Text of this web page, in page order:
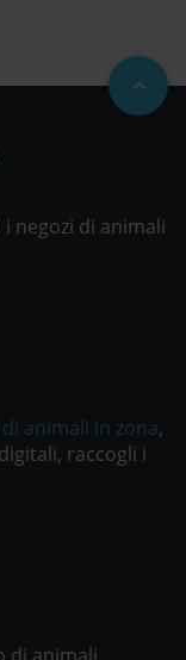
negozi di animali
animali in zona,
raccogli i